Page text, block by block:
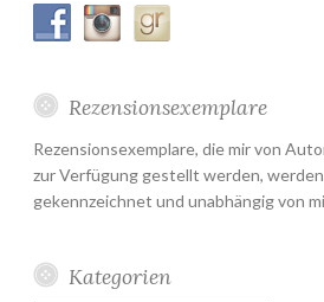
Rezensionsexemplare
Rezensionsexemplare, die mir von
zur Verfügung gestellt werden,
gekennzeichnet und unabhängig von
Kategorien